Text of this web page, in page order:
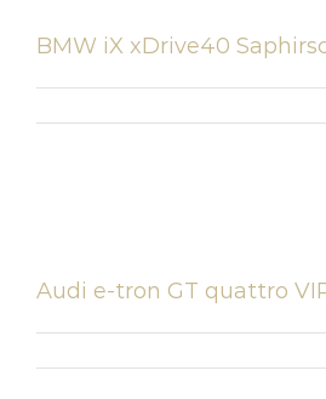
BMW iX xDrive40
Audi e-tron GT quattro